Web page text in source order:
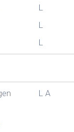
L
L
L
L A